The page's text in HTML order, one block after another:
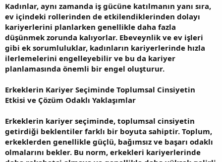
Kadınlar, aynı zamanda iş gücüne katılmanın yanı sıra,
ev içindeki rollerinden de etkilendiklerinden dolayı
kariyerlerini planlarken genellikle daha fazla
düşünmek zorunda kalıyorlar. Ebeveynlik ve ev işleri
gibi ek sorumluluklar, kadınların kariyerlerinde hızla
ilerlemelerini engelleyebilir ve bu da kariyer
planlamasında önemli bir engel oluşturur.
Erkeklerin Kariyer Seçiminde Toplumsal Cinsiyetin
Etkisi ve Çözüm Odaklı Yaklaşımlar
Erkeklerin kariyer seçiminde, toplumsal cinsiyetin
getirdiği beklentiler farklı bir boyuta sahiptir. Toplum,
erkeklerden genellikle güçlü, bağımsız ve başarı odaklı
olmalarını bekler. Bu norm, erkekleri kariyerlerinde